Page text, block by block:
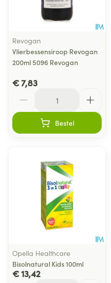
Revogan
Vlierbessensiroop Revogan
200ml 5096 Revogan
€ 7,83
Bestel
Opella Healthcare
Bisolnatural Kids 100ml
€ 13,42